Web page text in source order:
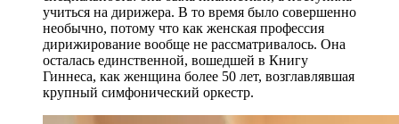
учиться на дирижера. В то время было совершенно
необычно, потому что как женская профессия
дирижирование вообще не рассматривалось. Она
осталась единственной, вошедшей в Книгу
Гиннеса, как женщина более 50 лет, возглавлявшая
крупный симфонический оркестр.